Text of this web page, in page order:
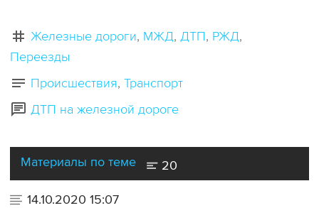
Железные дороги МЖД ДТП РЖД
Переезды
Происшествия Транспорт
ДТП на железной дороге
Материалы по теме 20
14.10.2020 15:07